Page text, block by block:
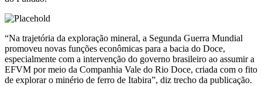
“Na trajetória da exploração mineral, a Segunda Guerra Mundial
promoveu novas funções econômicas para a bacia do Doce,
especialmente com a intervenção do governo brasileiro ao assumir a
EFVM por meio da Companhia Vale do Rio Doce, criada com o fito
de explorar o minério de ferro de Itabira”, diz trecho da publicação.